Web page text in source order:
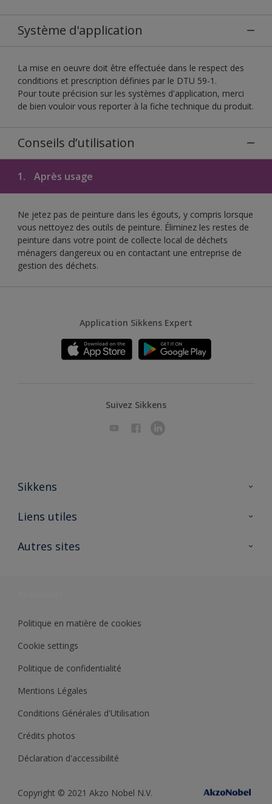
Système d'application
La mise en oeuvre doit être effectuée dans le respect des
conditions et prescription définies par le DTU 59-1.
Pour toute précision sur les systèmes d'application, merci
de bien vouloir vous reporter à la fiche technique du produit.
Conseils d’utilisation
1. Après usage
Ne jetez pas de peinture dans les égouts, y compris lorsque
vous nettoyez des outils de peinture. Éliminez les restes de
peinture dans votre point de collecte local de déchets
ménagers dangereux ou en contactant une entreprise de
gestion des déchets.
Application Sikkens Expert
Suivez Sikkens
Sikkens
A propos de Sikkens
Liens utiles
Ouvrir un magasin PASS
Autres sites
Politique en matière de cookies
Cookie settings
Politique de confidentialité
Mentions Légales
Conditions Générales d'Utilisation
Crédits photos
Déclaration d'accessibilité
Copyright © 2021 Akzo Nobel N.V.